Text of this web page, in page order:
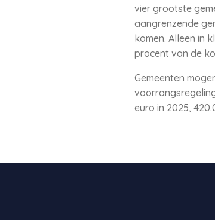
vier grootste
aangrenzende
komen. Alleen in
procent van de
Gemeenten
euro in 2025,